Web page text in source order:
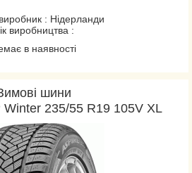
: Нідерланди
виробництва :
в наявності
шини
235/55 R19 105V XL